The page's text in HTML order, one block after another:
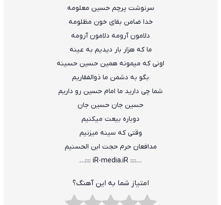
سرنوشت پرچم حسین معلومه
خدا ضامن بقای خون مظلومه
دلامون آرومه دلامون آرومه
ما که هزار بار دیدیم به عینه
اونی که میمونه همین حسین حسینه
بگو به دشمن ما ذوالفقاریم
شما چی دارید ما امام حسین رو داریم
حسین جان حسین جان
دوباره بیعت میکنیم
وقتی که سینه میزنیم
مدافعان حرم حجت ابن الحسنیم
…:::: iR-media.iR ::::…
امتیاز شما به این آهنگ؟